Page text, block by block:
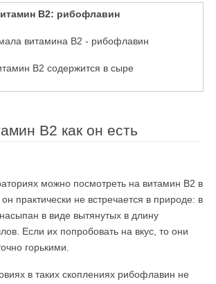
В2: рибофлавин
В2 как он есть
можно посмотреть на витамин В2 в
практически не встречается в природе: в
в виде вытянутых в длину
Если их попробовать на вкус, то они
горькими.
в таких скоплениях рибофлавин не